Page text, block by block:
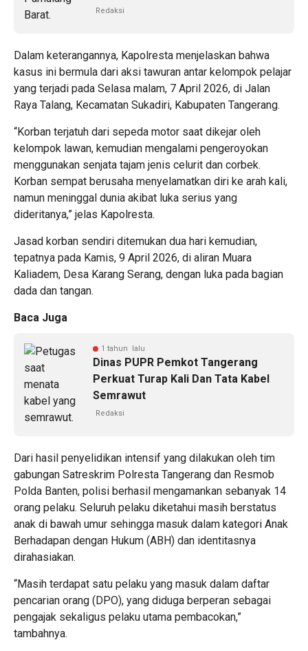
Redaksi
Dalam keterangannya, Kapolresta menjelaskan bahwa
kasus ini bermula dari aksi tawuran antar kelompok pelajar
yang terjadi pada Selasa malam, 7 April 2026, di Jalan
Raya Talang, Kecamatan Sukadiri, Kabupaten Tangerang.
“Korban terjatuh dari sepeda motor saat dikejar oleh
kelompok lawan, kemudian mengalami pengeroyokan
menggunakan senjata tajam jenis celurit dan corbek.
Korban sempat berusaha menyelamatkan diri ke arah kali,
namun meninggal dunia akibat luka serius yang
dideritanya,” jelas Kapolresta.
Jasad korban sendiri ditemukan dua hari kemudian,
tepatnya pada Kamis, 9 April 2026, di aliran Muara
Kaliadem, Desa Karang Serang, dengan luka pada bagian
dada dan tangan.
Baca Juga
1 tahun lalu
Dinas PUPR Pemkot Tangerang
Perkuat Turap Kali Dan Tata Kabel
Semrawut
Redaksi
Dari hasil penyelidikan intensif yang dilakukan oleh tim
gabungan Satreskrim Polresta Tangerang dan Resmob
Polda Banten, polisi berhasil mengamankan sebanyak 14
orang pelaku. Seluruh pelaku diketahui masih berstatus
anak di bawah umur sehingga masuk dalam kategori Anak
Berhadapan dengan Hukum (ABH) dan identitasnya
dirahasiakan.
“Masih terdapat satu pelaku yang masuk dalam daftar
pencarian orang (DPO), yang diduga berperan sebagai
pengajak sekaligus pelaku utama pembacokan,”
tambahnya.